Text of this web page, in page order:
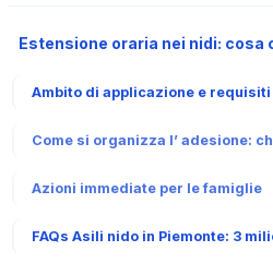
Estensione oraria nei nidi:
Ambito di applicazione e
Come si organizza l’ adesione:
Azioni immediate per le famiglie
FAQs Asili nido in Piemonte: 3